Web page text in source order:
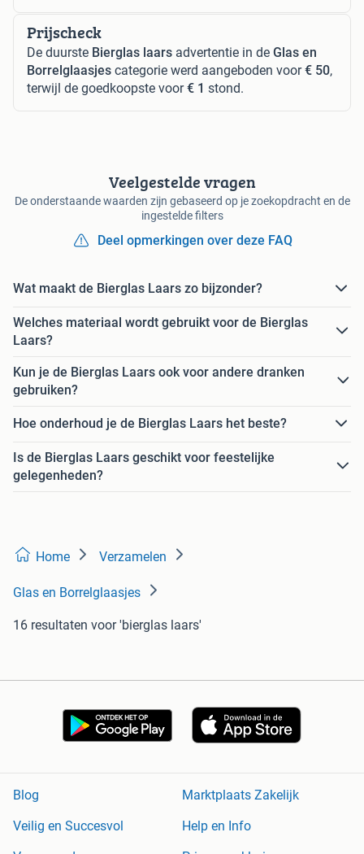
Prijscheck
De duurste Bierglas laars advertentie in de Glas en
Borrelglaasjes categorie werd aangeboden voor€ 50,
terwijl de goedkoopste voor€ 1 stond.
Veelgestelde vragen
De onderstaande waarden zijn gebaseerd op je zoekopdracht en de
ingestelde filters
Deel opmerkingen over deze FAQ
Wat maakt de Bierglas Laars zo bijzonder?
Welches materiaal wordt gebruikt voor de Bierglas
Laars?
Kun je de Bierglas Laars ook voor andere dranken
gebruiken?
Hoe onderhoud je de Bierglas Laars het beste?
Is de Bierglas Laars geschikt voor feestelijke
gelegenheden?
Home Verzamelen
Glas en Borrelglaasjes
16 resultaten voor 'bierglas laars'
Blog
Marktplaats Zakelijk
Veilig en Succesvol
Help en Info